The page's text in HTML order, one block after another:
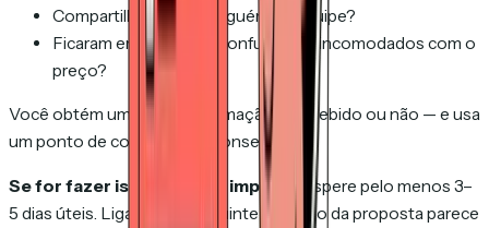
Compartilharam com alguém da equipe?
Ficaram empolgados, confusos ou incomodados com o
preço?
Você obtém uma única informação — recebido ou não — e usa
um ponto de contato para consegui-la.
Se for fazer isso, o timing importa.
Espere pelo menos 3–
5 dias úteis. Ligar no dia seguinte ao envio da proposta parece